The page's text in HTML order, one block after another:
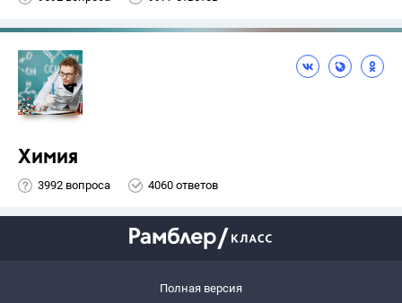
Химия
3992 вопроса 4060 ответов
Полная версия